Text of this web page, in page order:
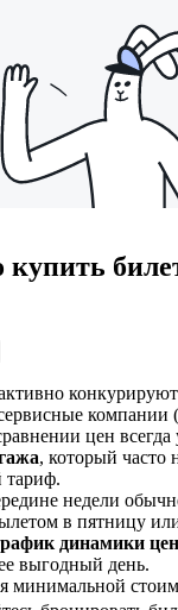
купить
конкурируют
компании
цен всегда
, который часто
недели
в пятницу
динамики цен
выгодный день.
минимальной